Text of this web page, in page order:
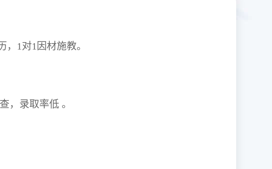
历，1对1因材施教。
审查，录取率低 。
资格证。